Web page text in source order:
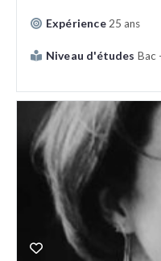
Expérience 25 ans
Niveau d'études Bac